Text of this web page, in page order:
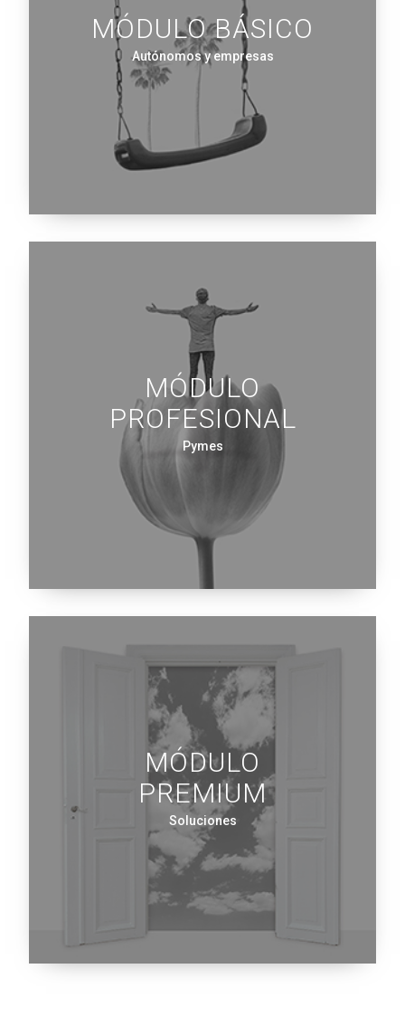
MÓDULO BÁSICO
Autónomos y empresas
MÓDULO
PROFESIONAL
Pymes
MÓDULO
PREMIUM
Soluciones